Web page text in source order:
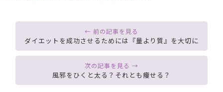
ダイエットを成功させるためには『量より質』を大切に
風邪をひくと太る？それとも痩せる？